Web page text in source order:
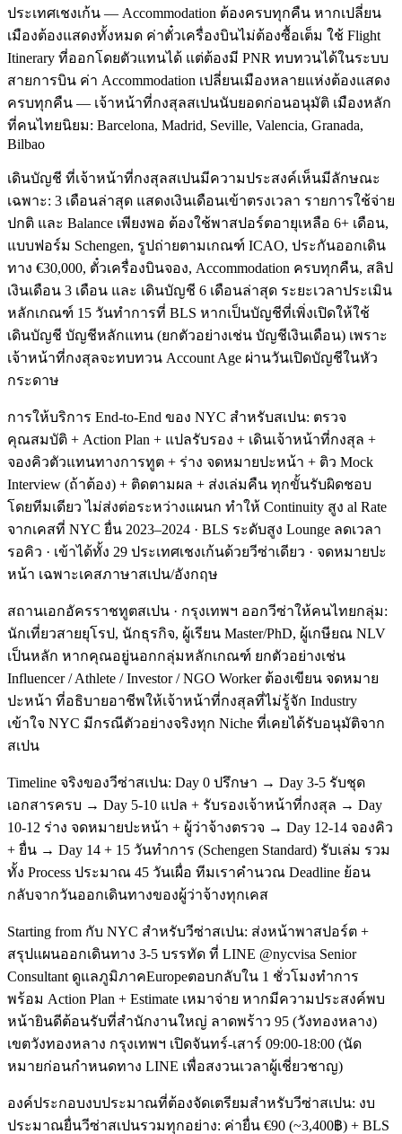
ประเทศเชงเก้น — Accommodation ต้องครบทุกคืน หากเปลี่ยน
เมืองต้องแสดงทั้งหมด ค่าตั๋วเครื่องบินไม่ต้องซื้อเต็ม ใช้ Flight
Itinerary ที่ออกโดยตัวแทนได้ แต่ต้องมี PNR ทบทวนได้ในระบบ
สายการบิน ค่า Accommodation เปลี่ยนเมืองหลายแห่งต้องแสดง
ครบทุกคืน — เจ้าหน้าที่กงสุลสเปนนับยอดก่อนอนุมัติ เมืองหลัก
ที่คนไทยนิยม: Barcelona, Madrid, Seville, Valencia, Granada,
Bilbao
เดินบัญชี ที่เจ้าหน้าที่กงสุลสเปนมีความประสงค์เห็นมีลักษณะ
เฉพาะ: 3 เดือนล่าสุด แสดงเงินเดือนเข้าตรงเวลา รายการใช้จ่าย
ปกติ และ Balance เพียงพอ ต้องใช้พาสปอร์ตอายุเหลือ 6+ เดือน,
แบบฟอร์ม Schengen, รูปถ่ายตามเกณฑ์ ICAO, ประกันออกเดิน
ทาง €30,000, ตั๋วเครื่องบินจอง, Accommodation ครบทุกคืน, สลิป
เงินเดือน 3 เดือน และ เดินบัญชี 6 เดือนล่าสุด ระยะเวลาประเมิน
หลักเกณฑ์ 15 วันทำการที่ BLS หากเป็นบัญชีที่เพิ่งเปิดให้ใช้
เดินบัญชี บัญชีหลักแทน (ยกตัวอย่างเช่น บัญชีเงินเดือน) เพราะ
เจ้าหน้าที่กงสุลจะทบทวน Account Age ผ่านวันเปิดบัญชีในหัว
กระดาษ
การให้บริการ End-to-End ของ NYC สำหรับสเปน: ตรวจ
คุณสมบัติ + Action Plan + แปลรับรอง + เดินเจ้าหน้าที่กงสุล +
จองคิวตัวแทนทางการทูต + ร่าง จดหมายปะหน้า + ติว Mock
Interview (ถ้าต้อง) + ติดตามผล + ส่งเล่มคืน ทุกขั้นรับผิดชอบ
โดยทีมเดียว ไม่ส่งต่อระหว่างแผนก ทำให้ Continuity สูง al Rate
จากเคสที่ NYC ยื่น 2023–2024 · BLS ระดับสูง Lounge ลดเวลา
รอคิว · เข้าได้ทั้ง 29 ประเทศเชงเก้นด้วยวีซ่าเดียว · จดหมายปะ
หน้า เฉพาะเคสภาษาสเปน/อังกฤษ
สถานเอกอัครราชทูตสเปน · กรุงเทพฯ ออกวีซ่าให้คนไทยกลุ่ม:
นักเที่ยวสายยุโรป, นักธุรกิจ, ผู้เรียน Master/PhD, ผู้เกษียณ NLV
เป็นหลัก หากคุณอยู่นอกกลุ่มหลักเกณฑ์ ยกตัวอย่างเช่น
Influencer / Athlete / Investor / NGO Worker ต้องเขียน จดหมาย
ปะหน้า ที่อธิบายอาชีพให้เจ้าหน้าที่กงสุลที่ไม่รู้จัก Industry
เข้าใจ NYC มีกรณีตัวอย่างจริงทุก Niche ที่เคยได้รับอนุมัติจาก
สเปน
Timeline จริงของวีซ่าสเปน: Day 0 ปรึกษา → Day 3-5 รับชุด
เอกสารครบ → Day 5-10 แปล + รับรองเจ้าหน้าที่กงสุล → Day
10-12 ร่าง จดหมายปะหน้า + ผู้ว่าจ้างตรวจ → Day 12-14 จองคิว
+ ยื่น → Day 14 + 15 วันทำการ (Schengen Standard) รับเล่ม รวม
ทั้ง Process ประมาณ 45 วันเผื่อ ทีมเราคำนวณ Deadline ย้อน
กลับจากวันออกเดินทางของผู้ว่าจ้างทุกเคส
Starting from กับ NYC สำหรับวีซ่าสเปน: ส่งหน้าพาสปอร์ต +
สรุปแผนออกเดินทาง 3-5 บรรทัด ที่ LINE @nycvisa Senior
Consultant ดูแลภูมิภาคEuropeตอบกลับใน 1 ชั่วโมงทำการ
พร้อม Action Plan + Estimate เหมาจ่าย หากมีความประสงค์พบ
หน้ายินดีต้อนรับที่สำนักงานใหญ่ ลาดพร้าว 95 (วังทองหลาง)
เขตวังทองหลาง กรุงเทพฯ เปิดจันทร์-เสาร์ 09:00-18:00 (นัด
หมายก่อนกำหนดทาง LINE เพื่อสงวนเวลาผู้เชี่ยวชาญ)
องค์ประกอบงบประมาณที่ต้องจัดเตรียมสำหรับวีซ่าสเปน: งบ
ประมาณยื่นวีซ่าสเปนรวมทุกอย่าง: ค่ายื่น €90 (~3,400฿) + BLS